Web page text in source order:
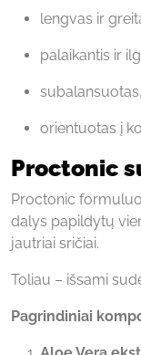
lengvas ir
palaikantis ir
orientuotas į
Proctonic
Proctonic
dalys papildytų
jautriai sričiai.
Toliau – išsami
Pagrindiniai